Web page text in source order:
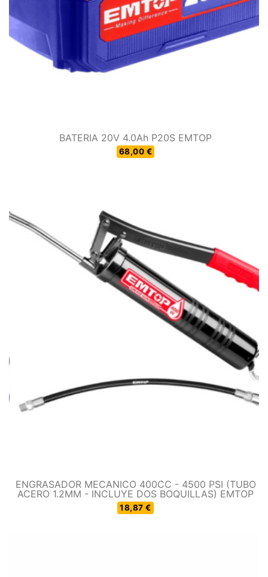
BATERIA 20V 4.0Ah P20S EMTOP
68,00 €
ENGRASADOR MECANICO 400CC - 4500 PSI (TUBO
ACERO 1.2MM - INCLUYE DOS BOQUILLAS) EMTOP
18,87 €